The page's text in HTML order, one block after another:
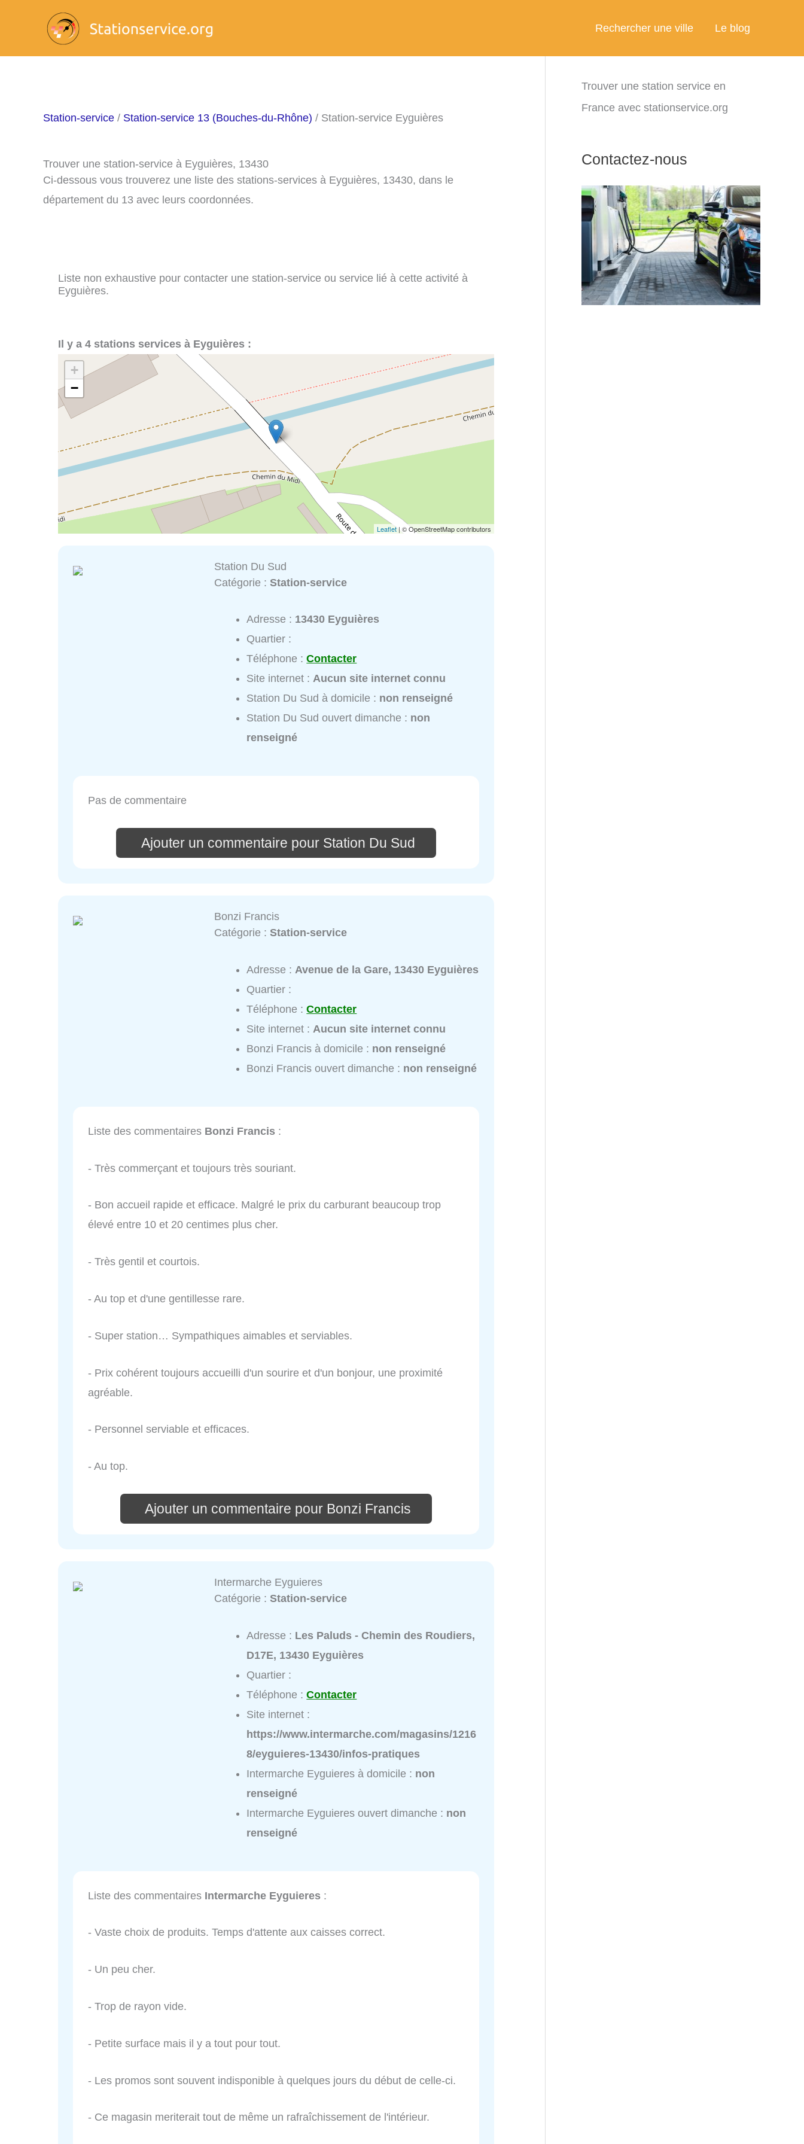
Rechercher une ville Le blog
Station-service / Station-service 13 (Bouches-du-Rhône) / Station-service Eyguières
Trouver une station-service à Eyguières, 13430
Ci-dessous vous trouverez une liste des stations-services à Eyguières, 13430, dans le
département du 13 avec leurs coordonnées.
Liste non exhaustive pour contacter une station-service ou service lié à cette activité à
Eyguières.
Il y a 4 stations services à Eyguières :
+
−
Leaflet| © OpenStreetMap contributors
Station Du Sud
Catégorie :Station-service
Adresse : 13430 Eyguières
Quartier :
Téléphone :Contacter
Site internet :Aucun site internet connu
Station Du Sud à domicile : non renseigné
Station Du Sud ouvert dimanche : non
renseigné
Pas de commentaire
Ajouter un commentaire pour Station Du Sud
Bonzi Francis
Catégorie :Station-service
Adresse : Avenue de la Gare, 13430 Eyguières
Quartier :
Téléphone :Contacter
Site internet : Aucun site internet connu
Bonzi Francis à domicile : non renseigné
Bonzi Francis ouvert dimanche : non renseigné
Liste des commentaires Bonzi Francis :
- Très commerçant et toujours très souriant.
- Bon accueil rapide et efficace. Malgré le prix du carburant beaucoup trop
élevé entre 10 et 20 centimes plus cher.
- Très gentil et courtois.
- Au top et d'une gentillesse rare.
- Super station… Sympathiques aimables et serviables.
- Prix cohérent toujours accueilli d'un sourire et d'un bonjour, une proximité
agréable.
- Personnel serviable et efficaces.
- Au top.
Ajouter un commentaire pour Bonzi Francis
Intermarche Eyguieres
Catégorie :Station-service
Adresse : Les Paluds - Chemin des Roudiers,
D17E, 13430 Eyguières
Quartier :
Téléphone :Contacter
Site internet :
https://www.intermarche.com/magasins/1216
8/eyguieres-13430/infos-pratiques
Intermarche Eyguieres à domicile : non
renseigné
Intermarche Eyguieres ouvert dimanche : non
renseigné
Liste des commentaires Intermarche Eyguieres :
- Vaste choix de produits. Temps d'attente aux caisses correct.
- Un peu cher.
- Trop de rayon vide.
- Petite surface mais il y a tout pour tout.
- Les promos sont souvent indisponible à quelques jours du début de celle-ci.
- Ce magasin meriterait tout de même un rafraîchissement de l'intérieur.
Trouver une station service en
France avec stationservice.org
Contactez-nous